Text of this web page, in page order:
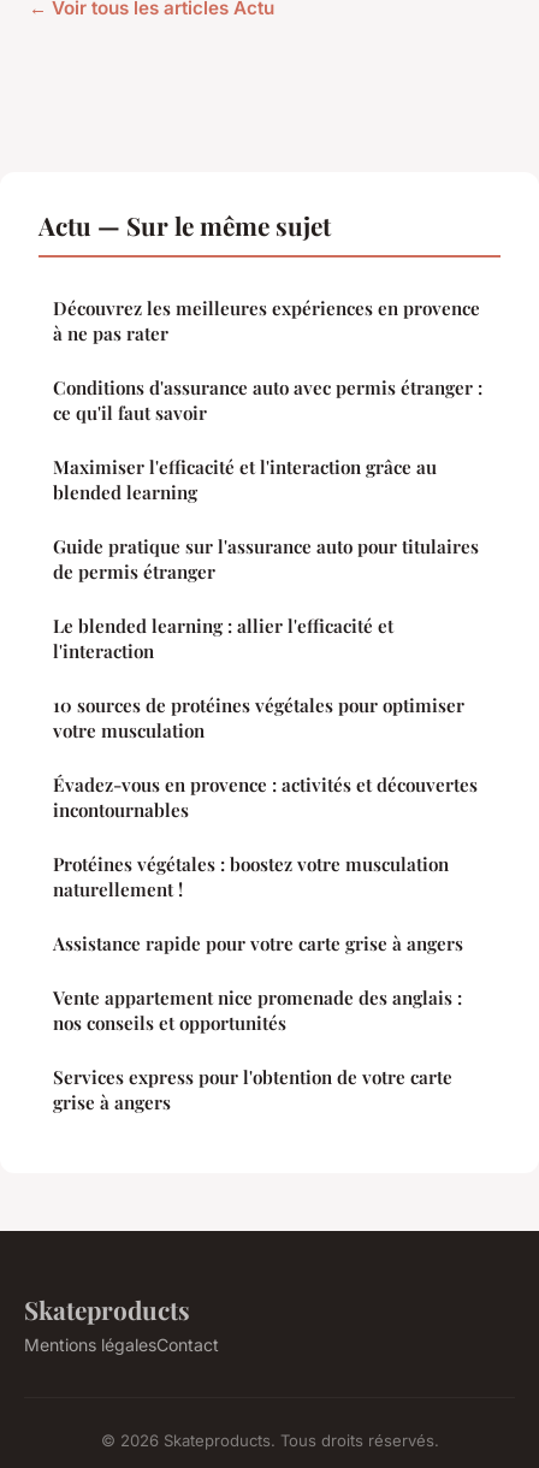
← Voir tous les articles Actu
Actu — Sur le même sujet
Découvrez les meilleures expériences en provence
à ne pas rater
Conditions d'assurance auto avec permis étranger :
ce qu'il faut savoir
Maximiser l'efficacité et l'interaction grâce au
blended learning
Guide pratique sur l'assurance auto pour titulaires
de permis étranger
Le blended learning : allier l'efficacité et
l'interaction
10 sources de protéines végétales pour optimiser
votre musculation
Évadez-vous en provence : activités et découvertes
incontournables
Protéines végétales : boostez votre musculation
naturellement !
Assistance rapide pour votre carte grise à angers
Vente appartement nice promenade des anglais :
nos conseils et opportunités
Services express pour l'obtention de votre carte
grise à angers
Skateproducts
Mentions légalesContact
© 2026 Skateproducts. Tous droits réservés.